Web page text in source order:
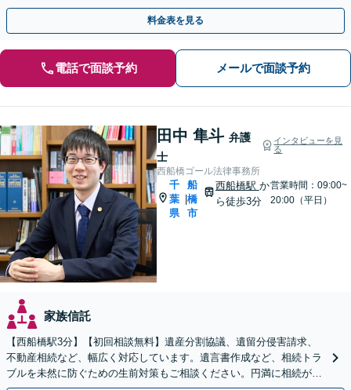
決へ尽力いたします【土日相談可能】
料金表を見る
電話で面談予約 メールで面談予約
田中 隼斗 弁護
士
インタビューを見
る
西船橋ゴール法律事務所
千
葉
県
船
橋
市
西船橋駅 か
ら徒歩3分
営業時間：09:00~
20:00（平日）
家族信託
【西船橋駅3分】【初回相談無料】遺産分割協議、遺留分侵害請求、
不動産相続など、幅広く対応しています。遺言書作成など、相続トラ
ブルを未然に防ぐための生前対策もご相談ください。円満に相続が終